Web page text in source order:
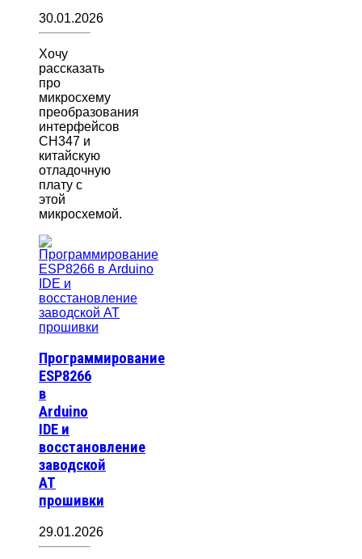
30.01.2026
Хочу
рассказать
про
микросхему
преобразования
интерфейсов
CH347 и
китайскую
отладочную
плату с
этой
микросхемой.
Программирование
ESP8266
в
Arduino
IDE и
восстановление
заводской
AT
прошивки
29.01.2026